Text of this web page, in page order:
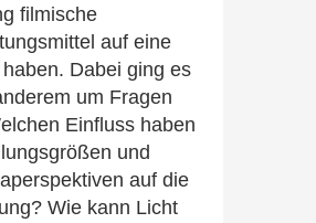
filmische
auf eine
Dabei ging es
um Fragen
Einfluss haben
und
auf die
Wie kann Licht